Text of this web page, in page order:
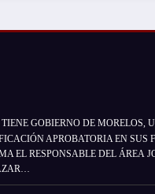
TIENE GOBIERNO DE MORELOS,
APROBATORIA EN SUS
EL RESPONSABLE DEL ÁREA